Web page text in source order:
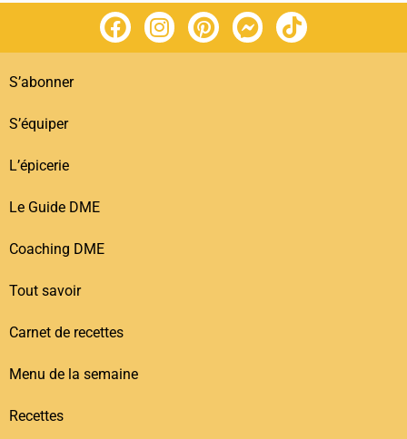
S’abonner
S’équiper
L’épicerie
Le Guide DME
Coaching DME
Tout savoir
Carnet de recettes
Menu de la semaine
Recettes